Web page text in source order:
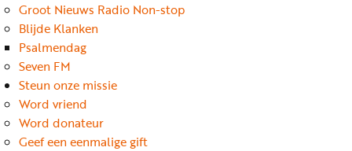
Groot Nieuws Radio Non-stop
Blijde Klanken
Psalmendag
Seven FM
Steun onze missie
Word vriend
Word donateur
Geef een eenmalige gift
Word
nu
vriend
Businessclub
Adverteren